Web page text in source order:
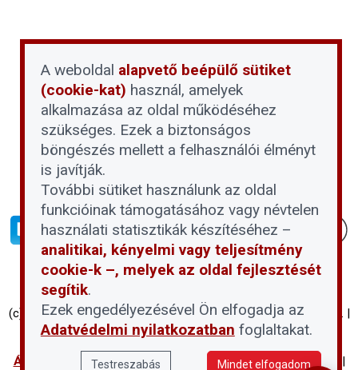
(c) Társasházi Háztartás 2026 | Proptech Digital Investment Zrt. |
Minden jog fenntartva
Általános Szerződési Feltételek
Adatvédelmi nyilatkozat |
A weboldal alapvető beépülő sütiket
(cookie-kat) használ, amelyek
alkalmazása az oldal működéséhez
szükséges. Ezek a biztonságos
böngészés mellett a felhasználói élményt
is javítják.
További sütiket használunk az oldal
funkcióinak támogatásához vagy névtelen
használati statisztikák készítéséhez –
analitikai, kényelmi vagy teljesítmény
cookie-k –, melyek az oldal fejlesztését
segítik.
Ezek engedélyezésével Ön elfogadja az
Adatvédelmi nyilatkozatban foglaltakat.
Testreszabás Mindet elfogadom